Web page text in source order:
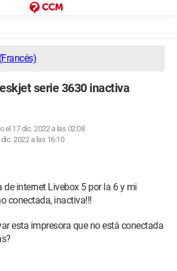
serie 3630 inactiva
el 17 dic. 2022 a las 02:08
dic. 2022 a las 16:10
internet Livebox 5 por la 6 y mi
conectada, inactiva!!!
esta impresora que no está conectada